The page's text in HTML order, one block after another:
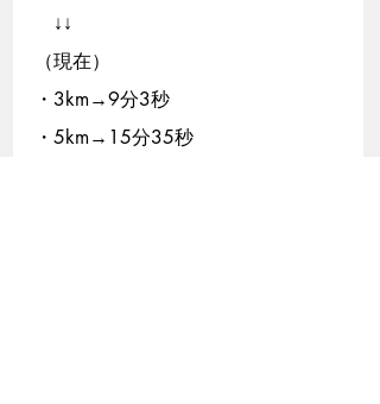
↓↓
（現在）
・3km→9分3秒
・5km→15分35秒